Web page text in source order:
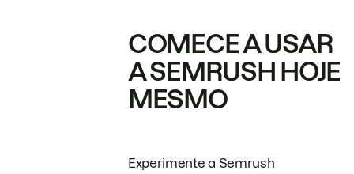
COMECE A USAR
A SEMRUSH HOJE
MESMO
Experimente a Semrush